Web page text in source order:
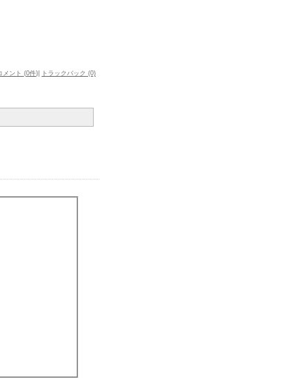
メント (0件)| トラックバック (0)